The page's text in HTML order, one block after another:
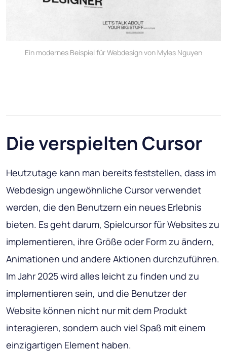
Ein modernes Beispiel für Webdesign von Myles Nguyen
Die verspielten Cursor
Heutzutage kann man bereits feststellen, dass im
Webdesign ungewöhnliche Cursor verwendet
werden, die den Benutzern ein neues Erlebnis
bieten. Es geht darum, Spielcursor für Websites zu
implementieren, ihre Größe oder Form zu ändern,
Animationen und andere Aktionen durchzuführen.
Im Jahr 2025 wird alles leicht zu finden und zu
implementieren sein, und die Benutzer der
Website können nicht nur mit dem Produkt
interagieren, sondern auch viel Spaß mit einem
einzigartigen Element haben.